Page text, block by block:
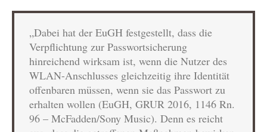
„Dabei hat der EuGH festgestellt, dass die
Verpflichtung zur Passwortsicherung
hinreichend wirksam ist, wenn die Nutzer des
WLAN-Anschlusses gleichzeitig ihre Identität
offenbaren müssen, wenn sie das Passwort zu
erhalten wollen (EuGH, GRUR 2016, 1146 Rn.
96 – McFadden/Sony Music). Denn es reicht